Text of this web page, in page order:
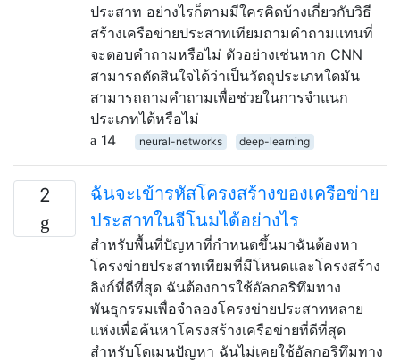
ประสาท อย่างไรก็ตามมีใครคิดบ้างเกี่ยวกับวิธี
สร้างเครือข่ายประสาทเทียมถามคำถามแทนที่
จะตอบคำถามหรือไม่ ตัวอย่างเช่นหาก CNN
สามารถตัดสินใจได้ว่าเป็นวัตถุประเภทใดมัน
สามารถถามคำถามเพื่อช่วยในการจำแนก
ประเภทได้หรือไม่
14
neural-networks deep-learning
2
ฉันจะเข้ารหัสโครงสร้างของเครือข่าย
ประสาทในจีโนมได้อย่างไร
สำหรับพื้นที่ปัญหาที่กำหนดขึ้นมาฉันต้องหา
โครงข่ายประสาทเทียมที่มีโหนดและโครงสร้าง
ลิงก์ที่ดีที่สุด ฉันต้องการใช้อัลกอริทึมทาง
พันธุกรรมเพื่อจำลองโครงข่ายประสาทหลาย
แห่งเพื่อค้นหาโครงสร้างเครือข่ายที่ดีที่สุด
สำหรับโดเมนปัญหา ฉันไม่เคยใช้อัลกอริทึมทาง